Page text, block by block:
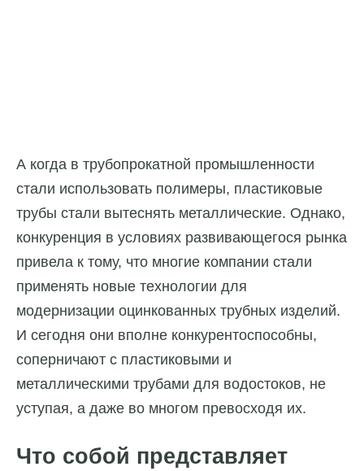
А когда в трубопрокатной промышленности
стали использовать полимеры, пластиковые
трубы стали вытеснять металлические. Однако,
конкуренция в условиях развивающегося рынка
привела к тому, что многие компании стали
применять новые технологии для
модернизации оцинкованных трубных изделий.
И сегодня они вполне конкурентоспособны,
соперничают с пластиковыми и
металлическими трубами для водостоков, не
уступая, а даже во многом превосходя их.
Что собой представляет